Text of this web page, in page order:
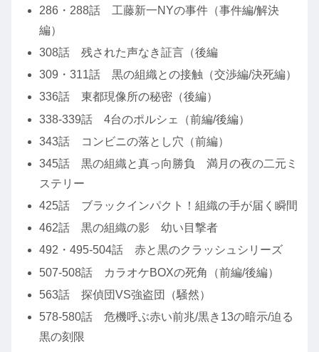
286・288話 工藤新一NYの事件（事件編/解決
編）
308話 残された声なき証言（後編
309・311話 黒の組織との接触（交渉編/決死編）
336話 東都現像所の秘密（後編）
338-339話 4台のポルシェ（前編/後編）
343話 コンビニの落とし穴（前編）
345話 黒の組織と真っ向勝負 満月の夜の二元ミ
ステリー
425話 ブラックインパクト！組織の手が届く瞬間
462話 黒の組織の影 幼い目撃者
492・495-504話 赤と黒のクラッシュシリーズ
507-508話 カラオケBOXの死角（前編/後編）
563話 探偵団VS強盗団（騒然）
578-580話 危機呼ぶ赤い前兆/黒き13の暗示/迫る
黒の刻限